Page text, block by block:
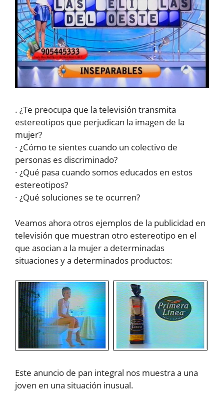
. ¿Te preocupa que la televisión transmita
estereotipos que perjudican la imagen de la
mujer?
· ¿Cómo te sientes cuando un colectivo de
personas es discriminado?
· ¿Qué pasa cuando somos educados en estos
estereotipos?
· ¿Qué soluciones se te ocurren?
Veamos ahora otros ejemplos de la publicidad en
televisión que muestran otro estereotipo en el
que asocian a la mujer a determinadas
situaciones y a determinados productos:
Este anuncio de pan integral nos muestra a una
joven en una situación inusual.